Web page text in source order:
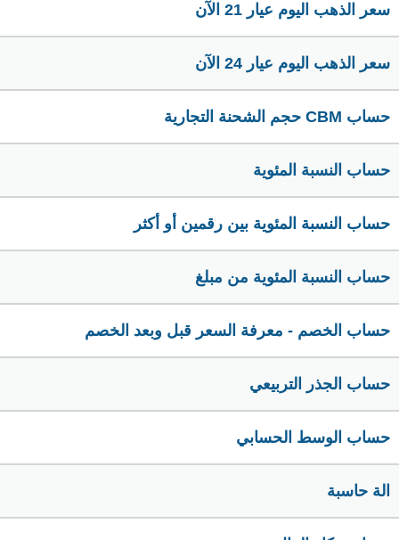
سعر الذهب اليوم عيار 21 الآن
سعر الذهب اليوم عيار 24 الآن
حساب CBM حجم الشحنة التجارية
حساب النسبة المئوية
حساب النسبة المئوية بين رقمين أو أكثر
حساب النسبة المئوية من مبلغ
حساب الخصم - معرفة السعر قبل وبعد الخصم
حساب الجذر التربيعي
حساب الوسط الحسابي
الة حاسبة